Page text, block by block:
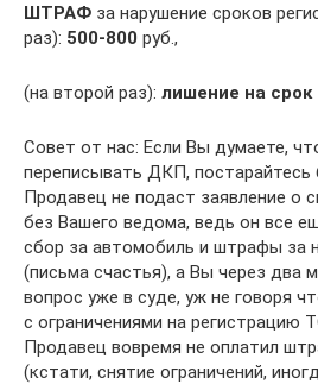
ШТРАФ за нарушение сроков
раз): 500-800 руб.,
(на второй раз): лишение на срок
Совет от нас: Если Вы думаете,
переписывать ДКП, постарайтесь
Продавец не подаст заявление о
без Вашего ведома, ведь он все
сбор за автомобиль и штрафы за
(письма счастья), а Вы через два
вопрос уже в суде, уж не говоря
с ограничениями на регистрацию
Продавец вовремя не оплатил
(кстати, снятие ограничений,